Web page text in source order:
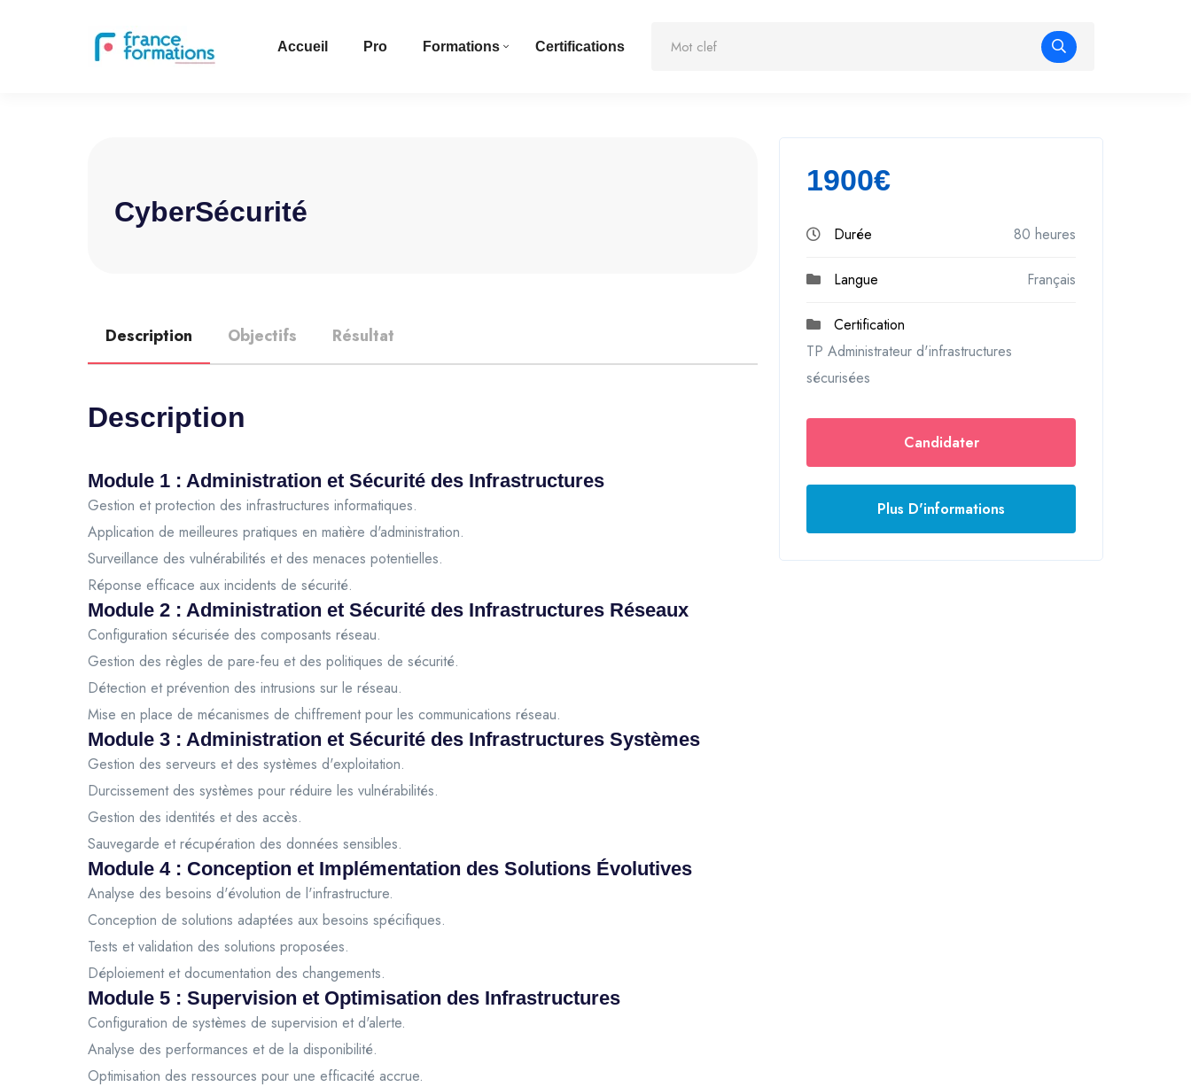
Accueil Pro Formations Certifications
CyberSécurité
Description Objectifs Résultat
Description
Module 1 : Administration et Sécurité des Infrastructures
Gestion et protection des infrastructures informatiques.
Application de meilleures pratiques en matière d'administration.
Surveillance des vulnérabilités et des menaces potentielles.
Réponse efficace aux incidents de sécurité.
Module 2 : Administration et Sécurité des Infrastructures Réseaux
Configuration sécurisée des composants réseau.
Gestion des règles de pare-feu et des politiques de sécurité.
Détection et prévention des intrusions sur le réseau.
Mise en place de mécanismes de chiffrement pour les communications réseau.
Module 3 : Administration et Sécurité des Infrastructures Systèmes
Gestion des serveurs et des systèmes d'exploitation.
Durcissement des systèmes pour réduire les vulnérabilités.
Gestion des identités et des accès.
Sauvegarde et récupération des données sensibles.
Module 4 : Conception et Implémentation des Solutions Évolutives
Analyse des besoins d'évolution de l'infrastructure.
Conception de solutions adaptées aux besoins spécifiques.
Tests et validation des solutions proposées.
Déploiement et documentation des changements.
Module 5 : Supervision et Optimisation des Infrastructures
Configuration de systèmes de supervision et d'alerte.
Analyse des performances et de la disponibilité.
Optimisation des ressources pour une efficacité accrue.
1900€
Durée 80 heures
Langue Français
Certification
TP Administrateur d'infrastructures
sécurisées
Candidater
Plus D'informations